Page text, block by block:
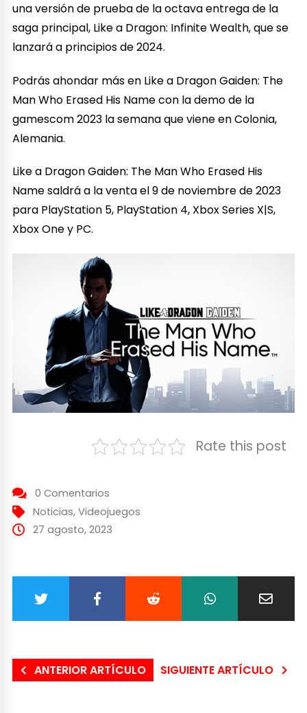
una versión de prueba de la octava entrega de la
saga principal, Like a Dragon: Infinite Wealth, que se
lanzará a principios de 2024.
Podrás ahondar más en Like a Dragon Gaiden: The
Man Who Erased His Name con la demo de la
gamescom 2023 la semana que viene en Colonia,
Alemania.
Like a Dragon Gaiden: The Man Who Erased His
Name saldrá a la venta el 9 de noviembre de 2023
para PlayStation 5, PlayStation 4, Xbox Series X|S,
Xbox One y PC.
Rate this post
0 Comentarios
Noticias, Videojuegos
27 agosto, 2023
ANTERIOR ARTÍCULO SIGUIENTE ARTÍCULO